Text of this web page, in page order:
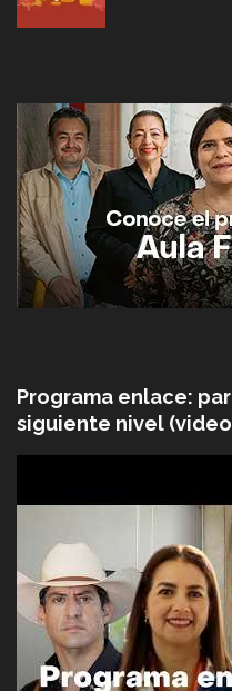
Programa enlace:
siguiente nivel